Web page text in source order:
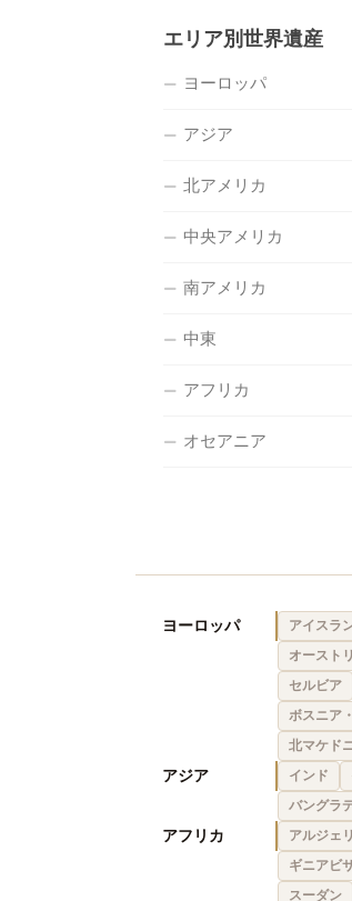
エリア別世界遺産
ヨーロッパ
アジア
北アメリカ
中央アメリカ
南アメリカ
中東
アフリカ
オセアニア
ヨーロッパ アイスラ
オースト
セルビア
ボスニア
北マケド
アジア インド
バングラ
アフリカ アルジェ
ギニアビ
スーダン